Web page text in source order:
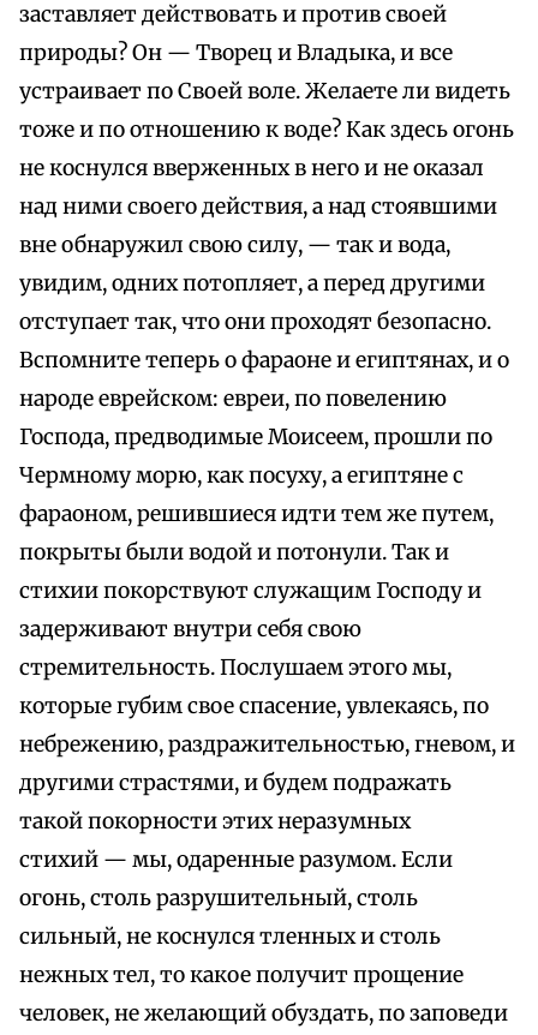
заставляет действовать и против своей
природы? Он — Творец и Владыка, и все
устраивает по Своей воле. Желаете ли видеть
тоже и по отношению к воде? Как здесь огонь
не коснулся вверженных в него и не оказал
над ними своего действия, а над стоявшими
вне обнаружил свою силу, — так и вода,
увидим, одних потопляет, а перед другими
отступает так, что они проходят безопасно.
Вспомните теперь о фараоне и египтянах, и о
народе еврейском: евреи, по повелению
Господа, предводимые Моисеем, прошли по
Чермному морю, как посуху, а египтяне с
фараоном, решившиеся идти тем же путем,
покрыты были водой и потонули. Так и
стихии покорствуют служащим Господу и
задерживают внутри себя свою
стремительность. Послушаем этого мы,
которые губим свое спасение, увлекаясь, по
небрежению, раздражительностью, гневом, и
другими страстями, и будем подражать
такой покорности этих неразумных
стихий — мы, одаренные разумом. Если
огонь, столь разрушительный, столь
сильный, не коснулся тленных и столь
нежных тел, то какое получит прощение
человек, не желающий обуздать, по заповеди